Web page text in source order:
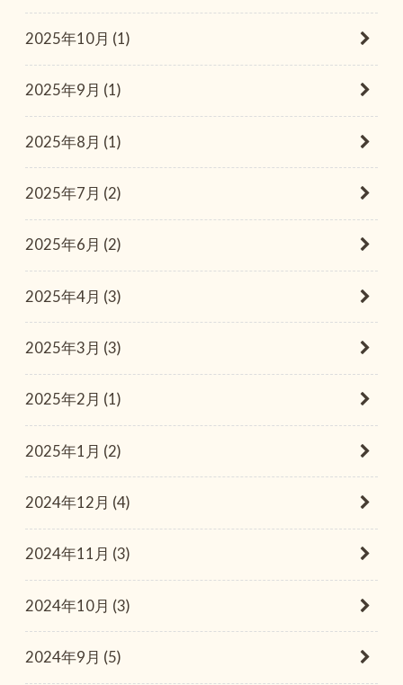
2025年10月 (1)
2025年9月 (1)
2025年8月 (1)
2025年7月 (2)
2025年6月 (2)
2025年4月 (3)
2025年3月 (3)
2025年2月 (1)
2025年1月 (2)
2024年12月 (4)
2024年11月 (3)
2024年10月 (3)
2024年9月 (5)